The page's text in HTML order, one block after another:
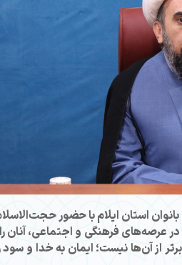
استان ایلام با حضور
عرصه‌های فرهنگی و اجتماعی،
آن‌ها نیست؛ ایمان به خدا و سود